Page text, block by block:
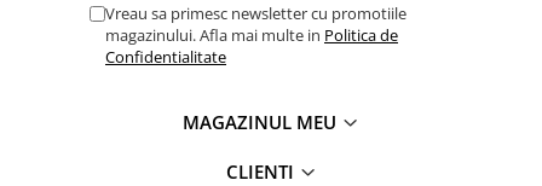
Vreau sa primesc newsletter cu promotiile
magazinului. Afla mai multe in Politica de
Confidentialitate
MAGAZINUL MEU
CLIENTI